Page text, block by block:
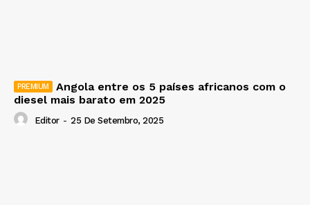
Angola entre os 5 países africanos com o
diesel mais barato em 2025
Editor - 25 De Setembro, 2025